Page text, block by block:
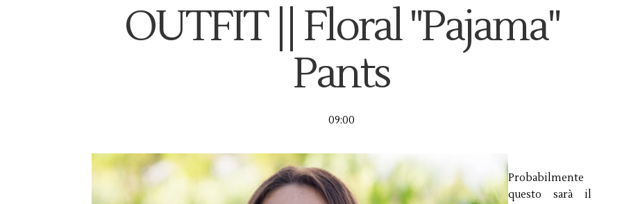
OUTFIT || Floral "Pajama"
Pants
09:00
Probabilmente
questo sarà il